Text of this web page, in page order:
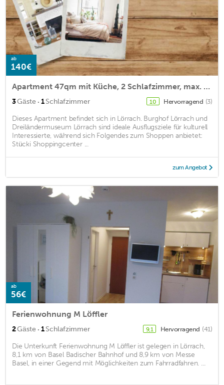
ab
140€
Apartment 47qm mit Küche, 2 Schlafzimmer, max. 3 Personen
3Gäste · 1Schlafzimmer 10 Hervorragend (3)
Dieses Apartment befindet sich in Lörrach. Burghof Lörrach und
Dreiländermuseum Lörrach sind ideale Ausflugsziele für kulturell
Interessierte, während sich Folgendes zum Shoppen anbietet:
Stücki Shoppingcenter ...
zum Angebot
ab
56€
Ferienwohnung M Löffler
2Gäste · 1Schlafzimmer 9,1 Hervorragend (41)
Die Unterkunft Ferienwohnung M Löffler ist gelegen in Lörrach,
8,1 km von Basel Badischer Bahnhof und 8,9 km von Messe
Basel, in einer Gegend mit Möglichkeiten zum Fahrradfahren. ...